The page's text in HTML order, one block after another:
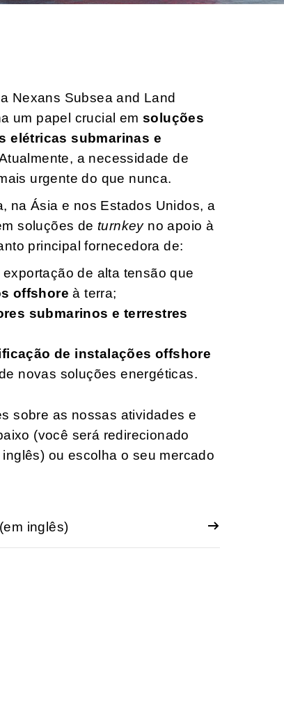
Nexans Subsea and Land
um papel crucial em soluções
elétricas submarinas e
a necessidade de
urgente do que nunca.
na Ásia e nos Estados Unidos, a
soluções deturnkeyno apoio à
principal fornecedora de:
de alta tensão que
offshore à terra;
submarinos e terrestres
de instalações offshore
novas soluções energéticas.
sobre as nossas atividades e
(você será redirecionado
ou escolha o seu mercado
inglês)